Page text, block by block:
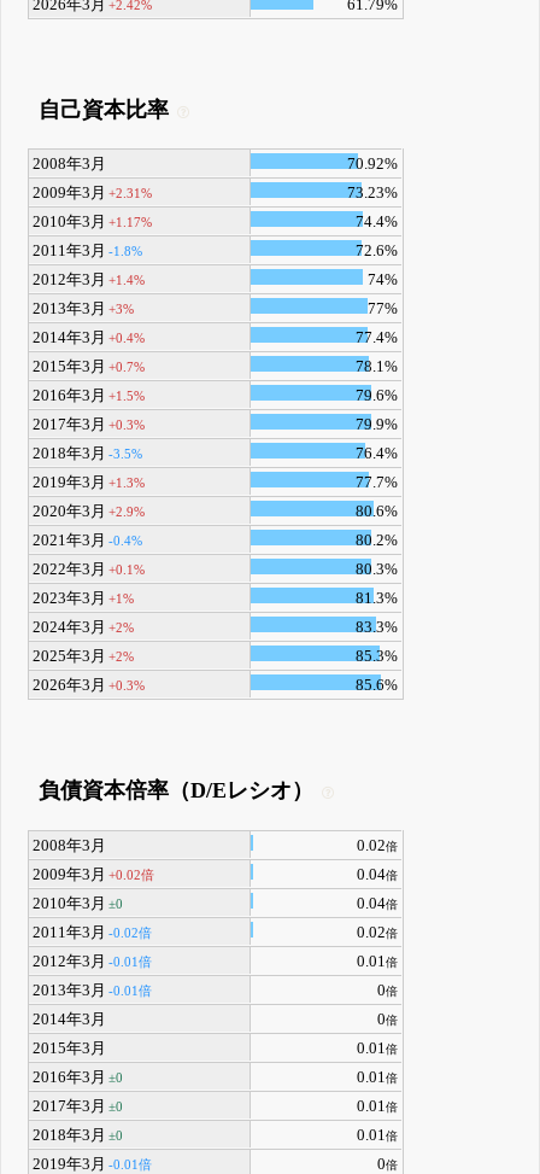
2026年3月 +2.42% 61.79%
自己資本比率
2008年3月
70.92%
2009年3月 +2.31%
73.23%
2010年3月 +1.17%
74.4%
2011年3月 -1.8%
72.6%
2012年3月 +1.4%
74%
2013年3月 +3%
77%
2014年3月 +0.4%
77.4%
2015年3月 +0.7%
78.1%
2016年3月 +1.5%
79.6%
2017年3月 +0.3%
79.9%
2018年3月 -3.5%
76.4%
2019年3月 +1.3%
77.7%
2020年3月 +2.9%
80.6%
2021年3月 -0.4%
80.2%
2022年3月 +0.1%
80.3%
2023年3月 +1%
81.3%
2024年3月 +2%
83.3%
2025年3月 +2%
85.3%
2026年3月 +0.3% 85.6%
負債資本倍率（D/Eレシオ）
2008年3月 0.02倍
2009年3月 +0.02倍 0.04倍
2010年3月 ±0 0.04倍
2011年3月 -0.02倍 0.02倍
2012年3月 -0.01倍 0.01倍
2013年3月 -0.01倍 0倍
2014年3月 0倍
2015年3月 0.01倍
2016年3月 ±0 0.01倍
2017年3月 ±0 0.01倍
2018年3月 ±0 0.01倍
2019年3月 -0.01倍 0倍